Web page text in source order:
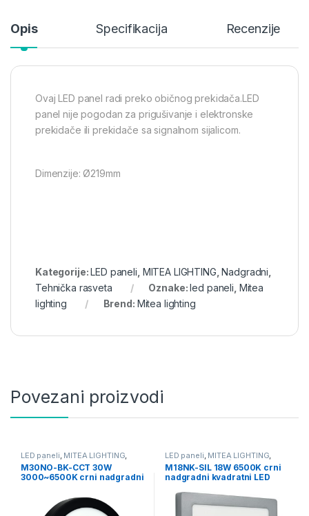
Opis Specifikacija Recenzije
Ovaj LED panel radi preko običnog prekidača.LED
panel nije pogodan za prigušivanje i elektronske
prekidače ili prekidače sa signalnom sijalicom.
Dimenzije: Ø219mm
Kategorije:LED paneli MITEA LIGHTING ,Nadgradni
Tehnička rasveta
Oznake:led paneli Mitea
lighting
Brend: Mitea lighting
Povezani proizvodi
LED paneli MITEA LIGHTING
Tehnička rasveta,Ugradni
M30NO-BK-CCT 30W
3000~6500K crni nadgradni
LED paneli MITEA LIGHTING
Nadgradni,Tehnička rasveta
M18NK-SIL 18W 6500K crni
nadgradni kvadratni LED